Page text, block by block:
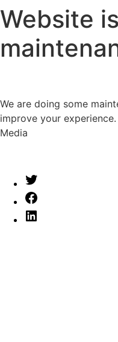
Website
We are doing some
improve your
Media